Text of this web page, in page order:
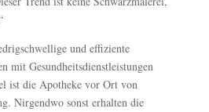
und effiziente
mit Gesundheitsdienstleistungen
ist die Apotheke vor Ort von
Nirgendwo sonst erhalten die